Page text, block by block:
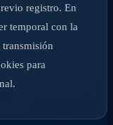
registro. En
temporal con la
para